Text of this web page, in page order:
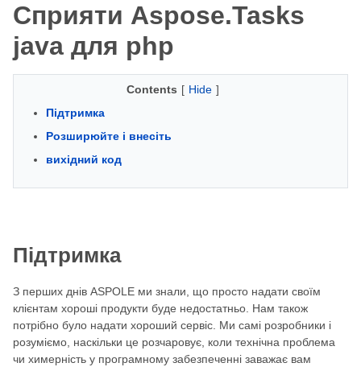
Сприяти Aspose.Tasks
java для php
Contents [ Hide ]
Підтримка
Розширюйте і внесіть
вихідний код
Підтримка
З перших днів ASPOLE ми знали, що просто надати своїм
клієнтам хороші продукти буде недостатньо. Нам також
потрібно було надати хороший сервіс. Ми самі розробники і
розуміємо, наскільки це розчаровує, коли технічна проблема
чи химерність у програмному забезпеченні заважає вам